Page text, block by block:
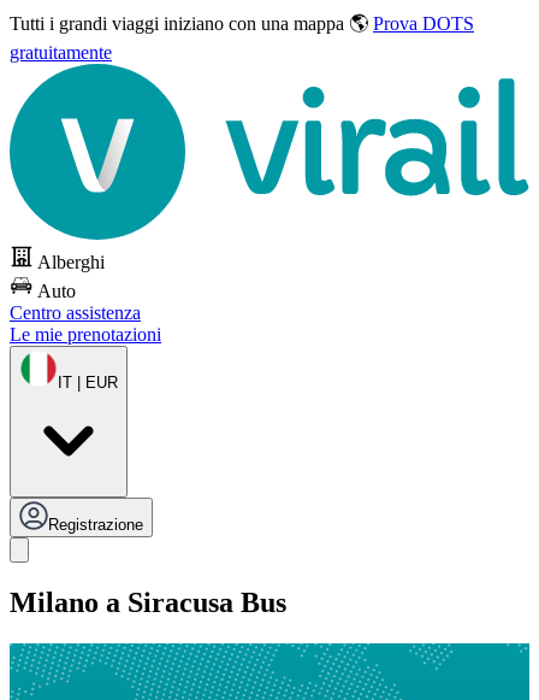
Tutti i grandi viaggi iniziano con una mappa 🌎 Prova DOTS
gratuitamente
Alberghi
Auto
Centro assistenza
Le mie prenotazioni
IT | EUR
Registrazione
Milano a Siracusa Bus